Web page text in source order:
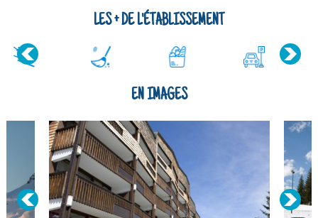
peu de calme et de tranquillit&eac...
LES + DE L'ÉTABLISSEMENT
EN IMAGES